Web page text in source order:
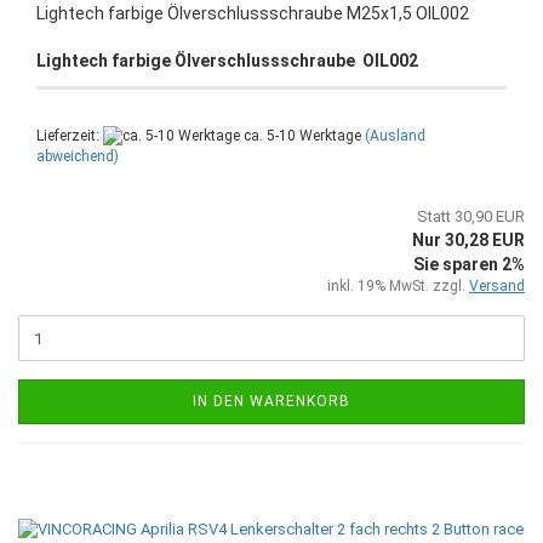
Lightech farbige Ölverschlussschraube M25x1,5 OIL002
Lightech farbige Ölverschlussschraube OIL002
Lieferzeit: ca. 5-10 Werktage (Ausland
abweichend)
Statt 30,90 EUR
Nur 30,28 EUR
Sie sparen 2%
inkl. 19% MwSt. zzgl. Versand
IN DEN WARENKORB